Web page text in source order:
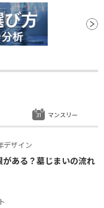
デザイン
がある？墓じまいの流れ
マンスリー